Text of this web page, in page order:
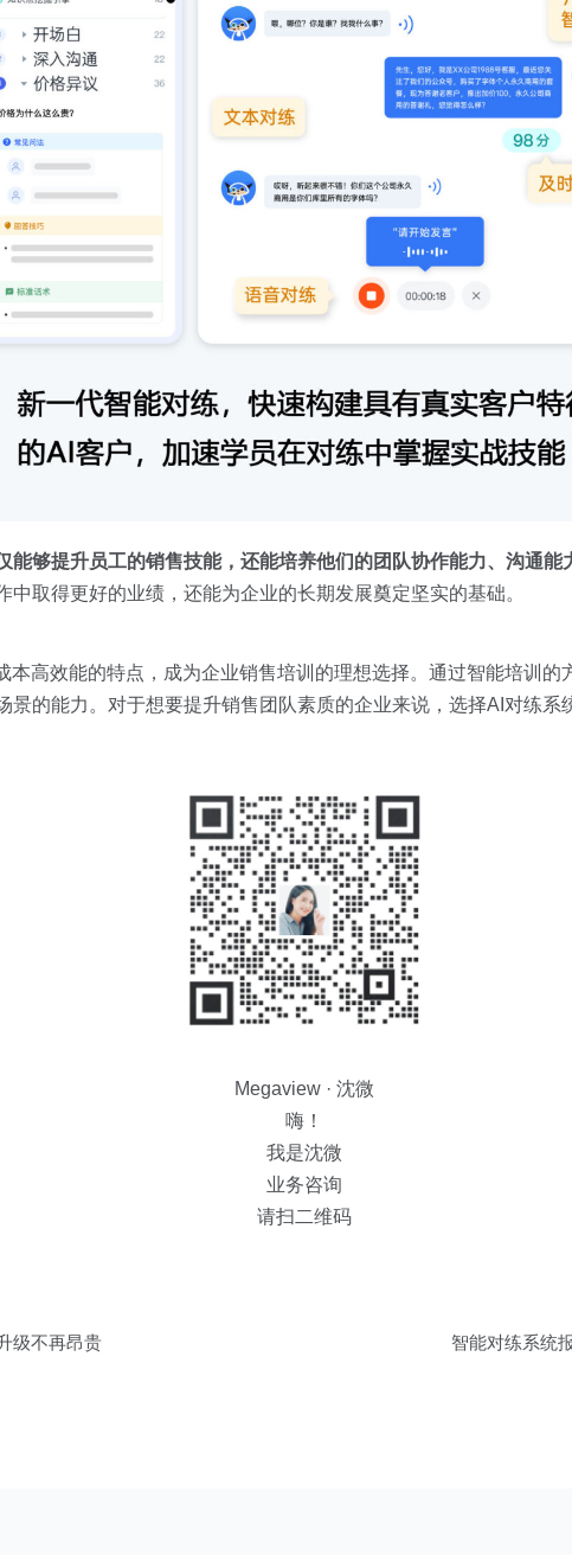
能够提升员工的销售技能，还能培养他们的团队协作能力、沟通能
中取得更好的业绩，还能为企业的长期发展奠定坚实的基础。
本高效能的特点，成为企业销售培训的理想选择。通过智能培训的
景的能力。对于想要提升销售团队素质的企业来说，选择AI对练系
Megaview · 沈微
嗨！
我是沈微
业务咨询
请扫二维码
级不再昂贵 智能对练系统